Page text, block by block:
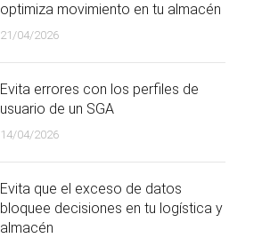
optimiza movimiento en tu almacén
21/04/2026
Evita errores con los perfiles de
usuario de un SGA
14/04/2026
Evita que el exceso de datos
bloquee decisiones en tu logística y
almacén